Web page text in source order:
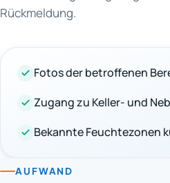
Rückmeldung.
Fotos der betroffenen
Zugang zu Keller- und
Bekannte Feuchtezonen
AUFWAND